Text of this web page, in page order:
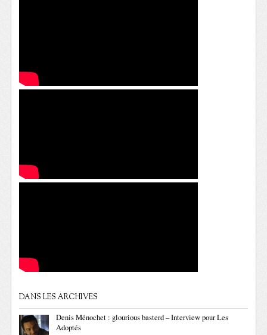
DANS LES ARCHIVES
Denis Ménochet : glourious basterd – Interview pour Les
Adoptés